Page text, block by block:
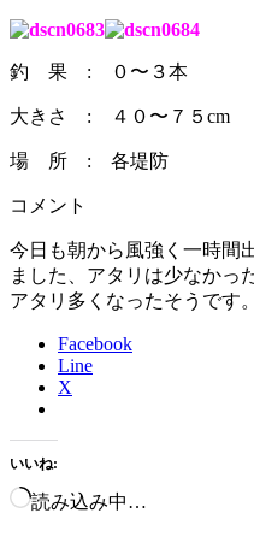
釣 果 : ０〜３本
大きさ : ４０〜７５cm
場 所 : 各堤防
コメント
今日も朝から風強く一時間
ました、アタリは少なかっ
アタリ多くなったそうです。
Facebook
Line
X
いいね:
読み込み中…